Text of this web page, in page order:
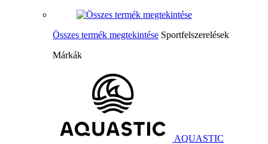
Összes termék megtekintése Sportfelszerelések
Márkák
AQUASTIC